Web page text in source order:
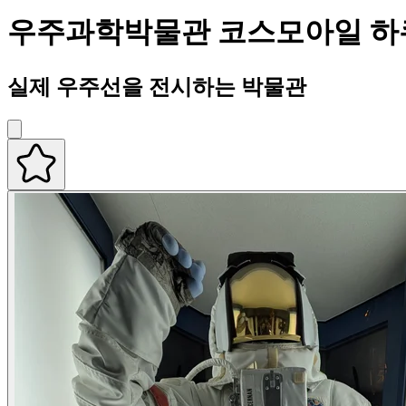
우주과학박물관 코스모아일
실제 우주선을 전시하는 박물관